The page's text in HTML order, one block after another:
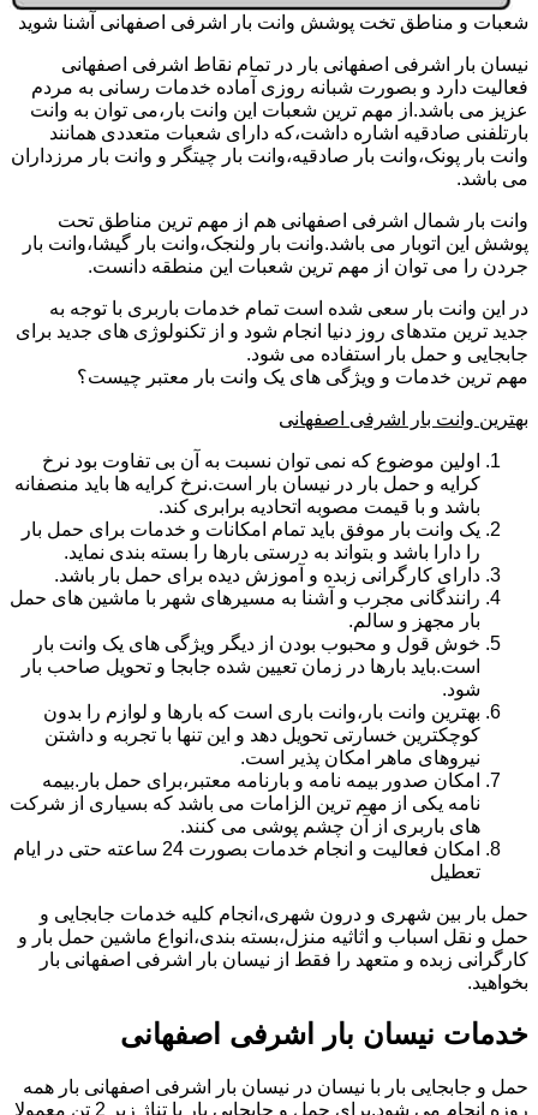
شعبات و مناطق تخت پوشش وانت بار اشرفی اصفهانی آشنا شوید
نیسان بار اشرفی اصفهانی بار در تمام نقاط اشرفی اصفهانی
فعالیت دارد و بصورت شبانه روزی آماده خدمات رسانی به مردم
عزیز می باشد.از مهم ترین شعبات این وانت بار،می توان به وانت
بارتلفنی صادقیه اشاره داشت،که دارای شعبات متعددی همانند
وانت بار پونک،وانت بار صادقیه،وانت بار چیتگر و وانت بار مرزداران
می باشد.
وانت بار شمال اشرفی اصفهانی هم از مهم ترین مناطق تحت
پوشش این اتوبار می باشد.وانت بار ولنجک،وانت بار گیشا،وانت بار
جردن را می توان از مهم ترین شعبات این منطقه دانست.
در این وانت بار سعی شده است تمام خدمات باربری با توجه به
جدید ترین متدهای روز دنیا انجام شود و از تکنولوژی های جدید برای
جابجایی و حمل بار استفاده می شود.
مهم ترین خدمات و ویژگی های یک وانت بار معتبر چیست؟
بهترین وانت بار اشرفی اصفهانی
اولین موضوع که نمی توان نسبت به آن بی تفاوت بود نرخ
کرایه و حمل بار در نیسان بار است.نرخ کرایه ها باید منصفانه
باشد و با قیمت مصوبه اتحادیه برابری کند.
یک وانت بار موفق باید تمام امکانات و خدمات برای حمل بار
را دارا باشد و بتواند به درستی بارها را بسته بندی نماید.
دارای کارگرانی زبده و آموزش دیده برای حمل بار باشد.
رانندگانی مجرب و آشنا به مسیرهای شهر با ماشین های حمل
بار مجهز و سالم.
خوش قول و محبوب بودن از دیگر ویژگی های یک وانت بار
است.باید بارها در زمان تعیین شده جابجا و تحویل صاحب بار
شود.
بهترین وانت بار،وانت باری است که بارها و لوازم را بدون
کوچکترین خسارتی تحویل دهد و این تنها با تجربه و داشتن
نیروهای ماهر امکان پذیر است.
امکان صدور بیمه نامه و بارنامه معتبر،برای حمل بار.بیمه
نامه یکی از مهم ترین الزامات می باشد که بسیاری از شرکت
های باربری از آن چشم پوشی می کنند.
امکان فعالیت و انجام خدمات بصورت 24 ساعته حتی در ایام
تعطیل
حمل بار بین شهری و درون شهری،انجام کلیه خدمات جابجایی و
حمل و نقل اسباب و اثاثیه منزل،بسته بندی،انواع ماشین حمل بار و
کارگرانی زبده و متعهد را فقط از نیسان بار اشرفی اصفهانی بار
بخواهید.
خدمات نیسان بار اشرفی اصفهانی
حمل و جابجایی بار با نیسان در نیسان بار اشرفی اصفهانی بار همه
روزه انجام می شود.برای حمل و جابجایی بار با تناژ زیر 2 تن معمولا